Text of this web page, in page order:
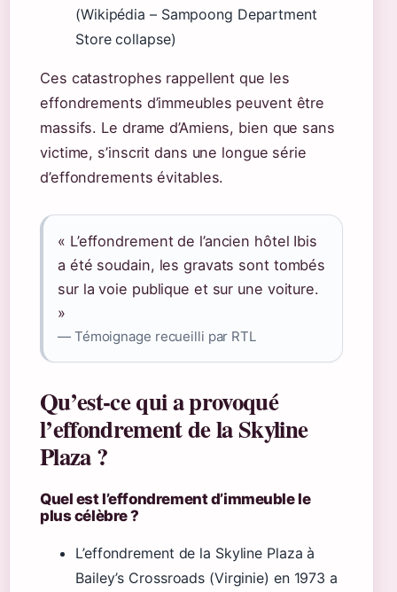
(Wikipédia – Sampoong Department
Store collapse)
Ces catastrophes rappellent que les
effondrements d’immeubles peuvent être
massifs. Le drame d’Amiens, bien que sans
victime, s’inscrit dans une longue série
d’effondrements évitables.
« L’effondrement de l’ancien hôtel Ibis
a été soudain, les gravats sont tombés
sur la voie publique et sur une voiture.
»
— Témoignage recueilli par RTL
Qu’est-ce qui a provoqué
l’effondrement de la Skyline
Plaza ?
Quel est l’effondrement d’immeuble le
plus célèbre ?
L’effondrement de la Skyline Plaza à
Bailey’s Crossroads (Virginie) en 1973 a